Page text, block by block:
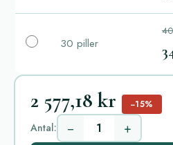
30 piller
2 577,18 kr −15%
Antal: − +